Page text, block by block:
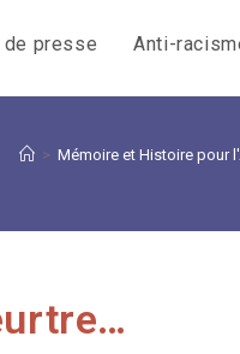
de presse Anti-
> Mémoire et Histoire pour